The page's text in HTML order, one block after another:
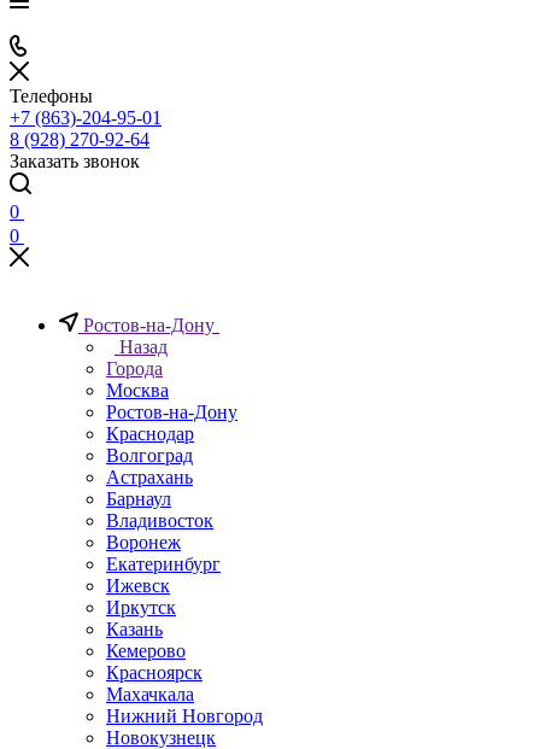
Телефоны
+7 (863)-204-95-01
8 (928) 270-92-64
Заказать звонок
0
0
Ростов-на-Дону
Назад
Города
Москва
Ростов-на-Дону
Краснодар
Волгоград
Астрахань
Барнаул
Владивосток
Воронеж
Екатеринбург
Ижевск
Иркутск
Казань
Кемерово
Красноярск
Махачкала
Нижний Новгород
Новокузнецк